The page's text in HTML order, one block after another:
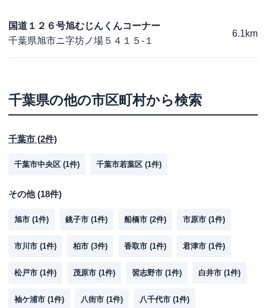
国道１２６号旭むじんくんコーナー
千葉県旭市ニ字坊ノ場５４１５-１
6.1km
千葉県の他の市区町村から検索
千葉市 (2件)
千葉市中央区 (1件) 千葉市若葉区 (1件)
その他(18件)
旭市 (1件) 銚子市 (1件) 船橋市 (2件) 市原市 (1件)
市川市 (1件) 柏市 (3件) 香取市 (1件) 君津市 (1件)
松戸市 (1件) 茂原市 (1件) 習志野市 (1件) 白井市 (1件)
袖ケ浦市 (1件) 八街市 (1件) 八千代市 (1件)